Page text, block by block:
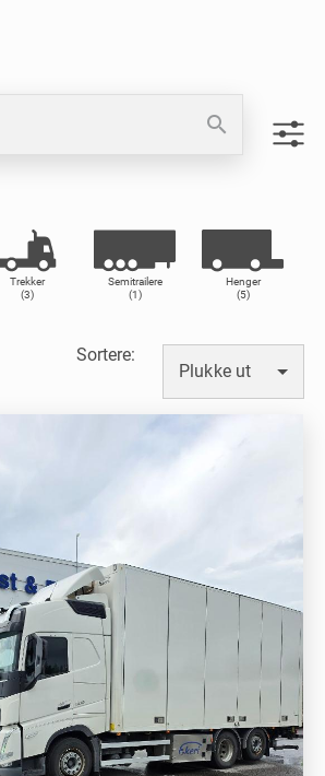
search
Trekker
(3)
Semitrailere
(1)
Henger
(5)
Sortere:
Plukke ut